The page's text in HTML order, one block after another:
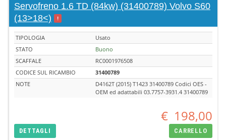
Servofreno 1.6 TD (84kw) (31400789) Volvo S60
(13>18<)
!
TIPOLOGIA
Usato
STATO
Buono
SCAFFALE
RC0001976508
CODICE SUL RICAMBIO
31400789
NOTE
D4162T (2015) T1423 31400789 Codici OES -
OEM ed adattabili 03.7757-3931.4 31400789
€ 198,00
DETTAGLI CARRELLO